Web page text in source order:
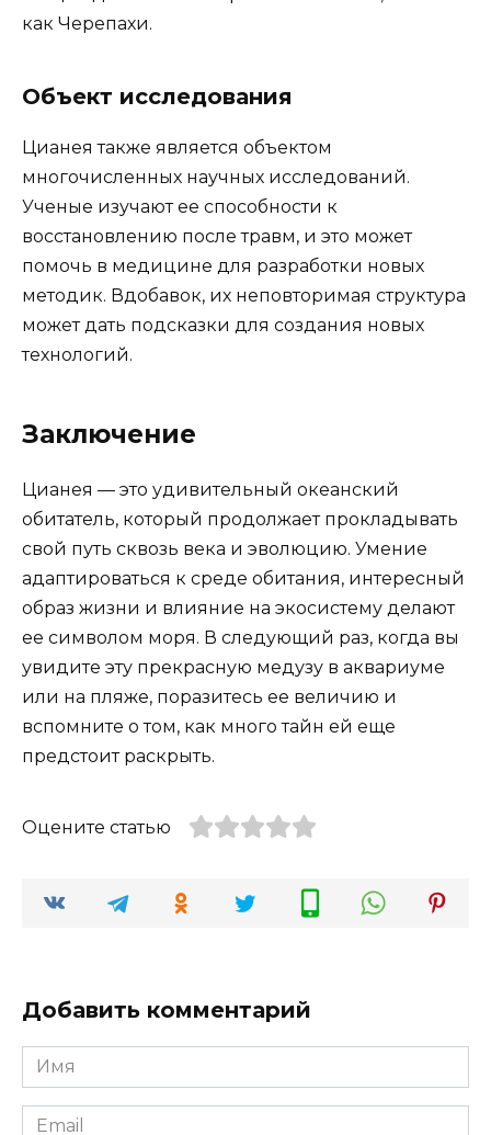
как Черепахи.
Объект исследования
Цианея также является объектом
многочисленных научных исследований.
Ученые изучают ее способности к
восстановлению после травм, и это может
помочь в медицине для разработки новых
методик. Вдобавок, их неповторимая структура
может дать подсказки для создания новых
технологий.
Заключение
Цианея — это удивительный океанский
обитатель, который продолжает прокладывать
свой путь сквозь века и эволюцию. Умение
адаптироваться к среде обитания, интересный
образ жизни и влияние на экосистему делают
ее символом моря. В следующий раз, когда вы
увидите эту прекрасную медузу в аквариуме
или на пляже, поразитесь ее величию и
вспомните о том, как много тайн ей еще
предстоит раскрыть.
Оцените статью
Добавить комментарий
Имя
*
Email